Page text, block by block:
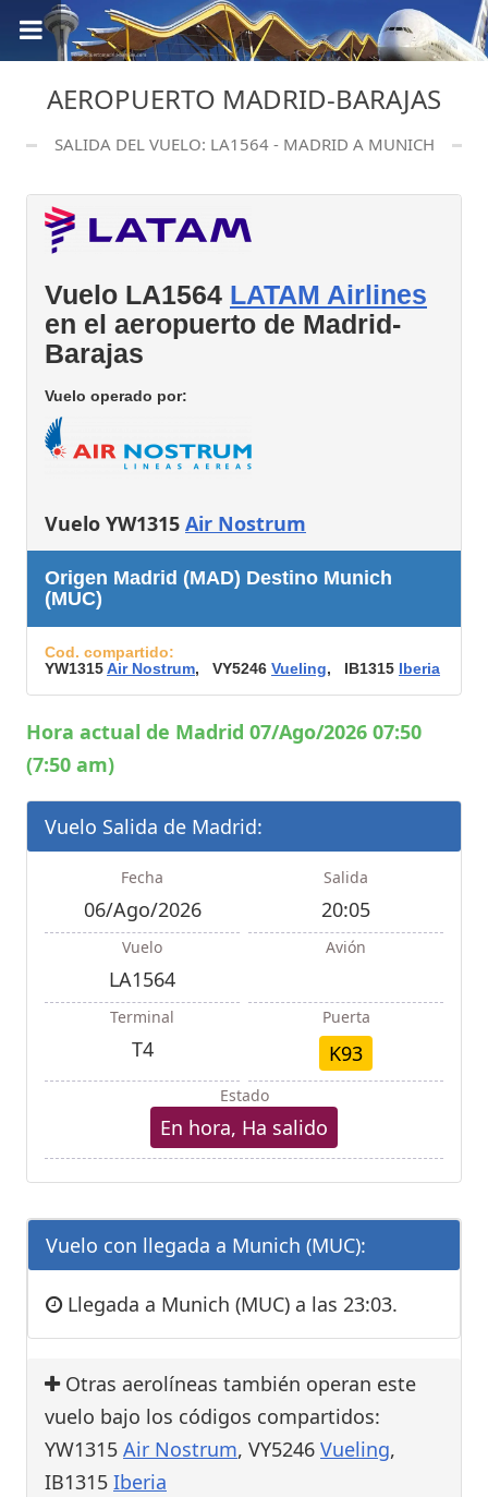
AEROPUERTO MADRID-BARAJAS
SALIDA DEL VUELO: LA1564 - MADRID A MUNICH
Vuelo LA1564 LATAM Airlines
en el aeropuerto de Madrid-
Barajas
Vuelo operado por:
Vuelo YW1315 Air Nostrum
Origen Madrid (MAD) Destino Munich
(MUC)
Cod. compartido:
YW1315Air Nostrum, VY5246 Vueling, IB1315 Iberia
Hora actual de Madrid 07/Ago/2026 07:50
(7:50 am)
Vuelo Salida de Madrid:
Fecha
06/Ago/2026
Salida
20:05
Vuelo
LA1564
Avión
Terminal
T4
Puerta
K93
Estado
En hora, Ha salido
Vuelo con llegada a Munich (MUC):
Llegada a Munich (MUC) a las 23:03.
Otras aerolíneas también operan este
vuelo bajo los códigos compartidos:
YW1315 Air Nostrum, VY5246 Vueling,
IB1315 Iberia